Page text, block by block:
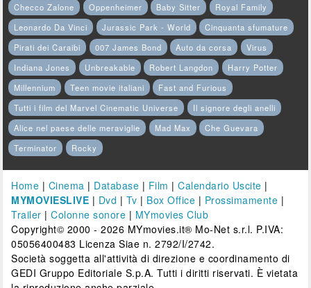
Checco Zalone
Oppenheimer Baby Sitter
Royal Family
Leonardo Da Vinci
Jurassic Park - World
Cinquanta sfumature
Pirati dei Caraibi
007 James Bond Auto da corsa
Virus
Indiana Jones
Unbreakable Robert Langdon
Harry Potter
Millennium
Teen movie italiani
Fast and Furious
Tutti i film del Marvel Cinematic Universe
Il signore degli anelli
Alice nel paese delle meraviglie
Mad Max
Che Guevara
Terminator
Rocky
Home | Cinema | Database | Film |Calendario Uscite |
MYMOVIESLIVE | Dvd | Tv | Box Office | Prossimamente |
Trailer |Colonne sonore | MYmovies Club
Copyright© 2000 - 2026 MYmovies.it® Mo-Net s.r.l. P.IVA:
05056400483 Licenza Siae n. 2792/I/2742.
Società soggetta all'attività di direzione e coordinamento di
GEDI Gruppo Editoriale S.p.A. Tutti i diritti riservati. È vietata